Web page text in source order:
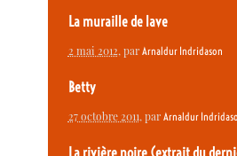
La muraille de lave
2 mai 2012, par Arnaldur Indridason
Betty
27 octobre 2011, par Arnaldur